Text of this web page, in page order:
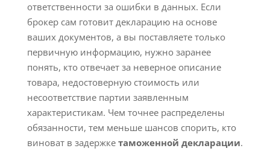
ответственности за ошибки в данных. Если
брокер сам готовит декларацию на основе
ваших документов, а вы поставляете только
первичную информацию, нужно заранее
понять, кто отвечает за неверное описание
товара, недостоверную стоимость или
несоответствие партии заявленным
характеристикам. Чем точнее распределены
обязанности, тем меньше шансов спорить, кто
виноват в задержке таможенной декларации.